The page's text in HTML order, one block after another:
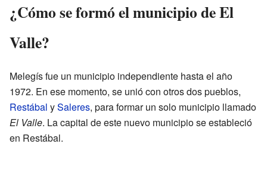
¿Cómo se formó el municipio de El
Valle?
Melegís fue un municipio independiente hasta el año
1972. En ese momento, se unió con otros dos pueblos,
Restábal ySaleres, para formar un solo municipio llamado
El Valle. La capital de este nuevo municipio se estableció
en Restábal.